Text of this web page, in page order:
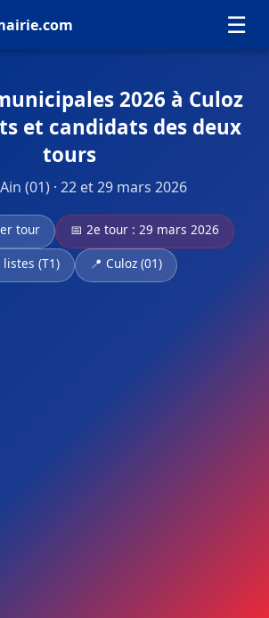
☰
2026 à Culoz
et candidats des deux
tours
(01) · 22 et 29 mars 2026
tour
📅 2e tour : 29 mars 2026
(T1)
📍 Culoz (01)